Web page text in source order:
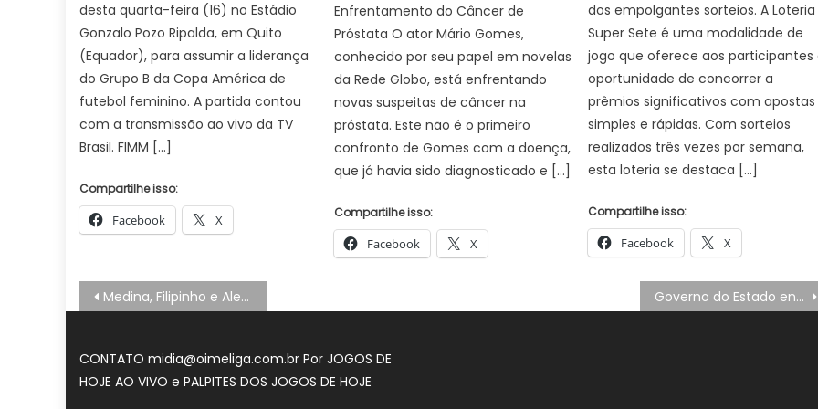
desta quarta-feira (16) no Estádio
Gonzalo Pozo Ripalda, em Quito
(Equador), para assumir a liderança
do Grupo B da Copa América de
futebol feminino. A partida contou
com a transmissão ao vivo da TV
Brasil. FIMM […]
Compartilhe isso:
Facebook X
Enfrentamento do Câncer de
Próstata O ator Mário Gomes,
conhecido por seu papel em novelas
da Rede Globo, está enfrentando
novas suspeitas de câncer na
próstata. Este não é o primeiro
confronto de Gomes com a doença,
que já havia sido diagnosticado e […]
Compartilhe isso:
Facebook X
dos empolgantes sorteios. A Loteria
Super Sete é uma modalidade de
jogo que oferece aos participantes
oportunidade de concorrer a
prêmios significativos com apostas
simples e rápidas. Com sorteios
realizados três vezes por semana,
esta loteria se destaca […]
Compartilhe isso:
Facebook X
Navegação
de
Post
Medina, Filipinho e Alejo avançam às oitavas de etapa na Nova Zelândia Governo do Estado entrega revitalização de setores no Hospital Regional do Oeste, em Chapecó
CONTATO midia@oimeliga.com.br PorJOGOS DE
HOJE AO VIVOePALPITES DOS JOGOS DE HOJE